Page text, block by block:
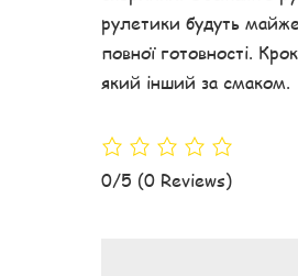
рулетики будуть
повної готовності.
який інший за смаком.
0/5 (0 Reviews)